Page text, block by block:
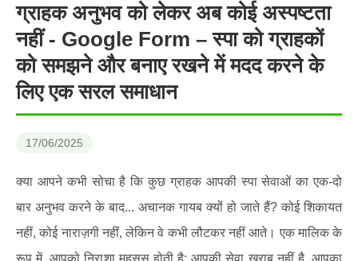
ग्राहक अनुभव को लेकर अब कोई अस्पष्टता
नहीं - Google Form – स्पा को ग्राहकों
को समझने और बनाए रखने में मदद करने के
लिए एक सरल समाधान
17/06/2025
क्या आपने कभी सोचा है कि कुछ ग्राहक आपकी स्पा सेवाओं का एक-दो
बार अनुभव करने के बाद... अचानक गायब क्यों हो जाते हैं? कोई शिकायत
नहीं, कोई नाराज़गी नहीं, लेकिन वे कभी लौटकर नहीं आते। एक मालिक के
रूप में, आपको निराशा महसूस होती है: आपकी सेवा खराब नहीं है, आपका